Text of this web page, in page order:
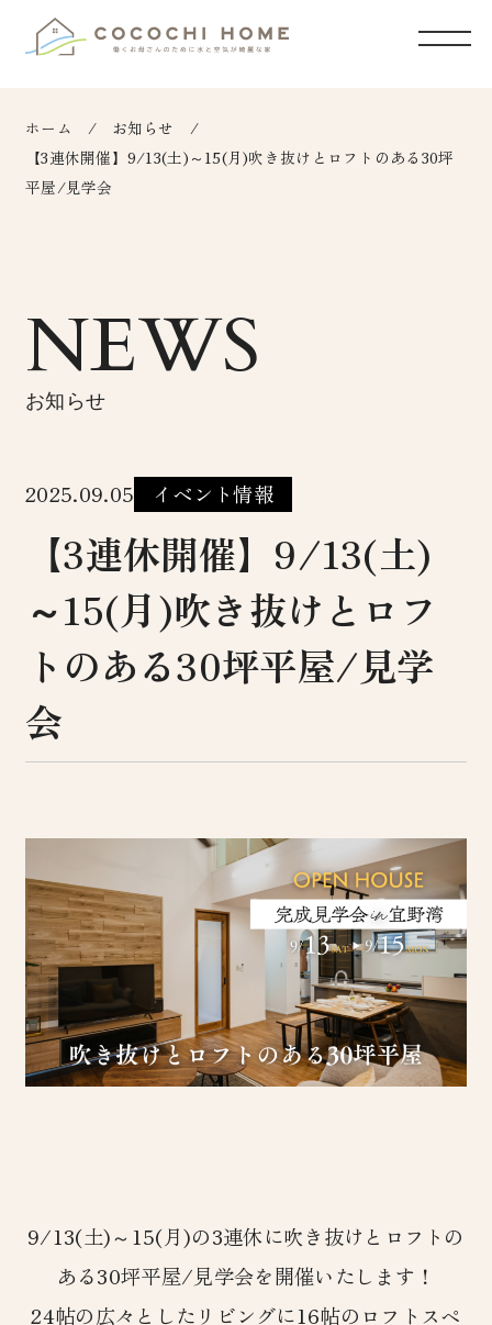
ホーム
お知らせ
【3連休開催】9/13(土)～15(月)吹き抜けとロフトのある30坪
平屋/見学会
NEWS
お知らせ
2025.09.05 イベント情報
【3連休開催】9/13(土)
～15(月)吹き抜けとロフ
トのある30坪平屋/見学
会
9/13(土)～15(月)の3連休に吹き抜けとロフトの
ある30坪平屋/見学会を開催いたします！
24帖の広々としたリビングに16帖のロフトスペ